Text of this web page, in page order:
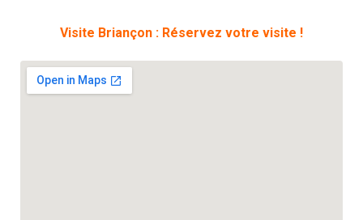
Visite Briançon : Réservez votre visite !